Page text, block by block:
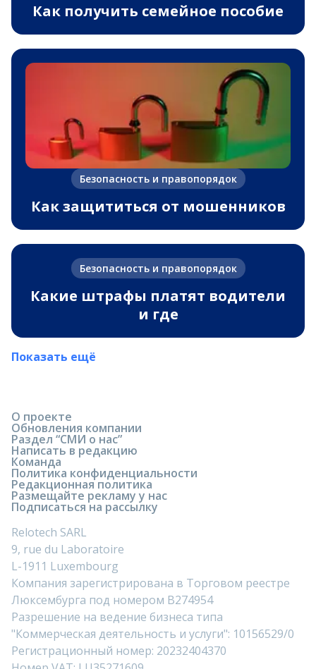
Как получить семейное пособие
Безопасность и правопорядок
Как защититься от мошенников
Безопасность и правопорядок
Какие штрафы платят водители
и где
Показать ещё
О проекте
Обновления компании
Раздел “СМИ о нас”
Написать в редакцию
Команда
Политика конфиденциальности
Редакционная политика
Размещайте рекламу у нас
Подписаться на рассылку
Relotech SARL
9, rue du Laboratoire
L-1911 Luxembourg
Компания зарегистрирована в Торговом реестре
Люксембурга под номером B274954
Разрешение на ведение бизнеса типа
"Коммерческая деятельность и услуги": 10156529/0
Регистрационный номер: 20232404370